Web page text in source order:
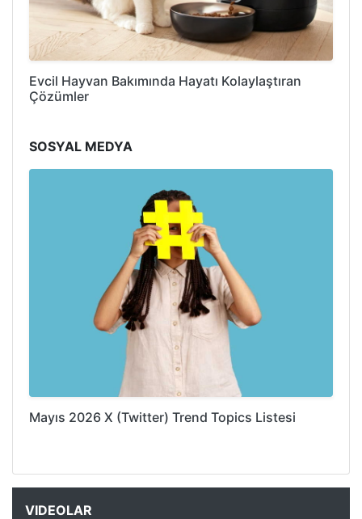
Evcil Hayvan Bakımında Hayatı Kolaylaştıran
Çözümler
SOSYAL MEDYA
Mayıs 2026 X (Twitter) Trend Topics Listesi
VIDEOLAR